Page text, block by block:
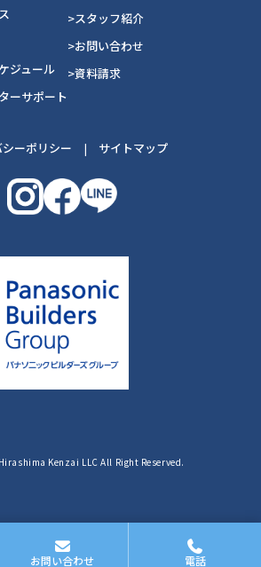
ジュール
ーサポート
>スタッフ紹介
>お問い合わせ
>資料請求
ーポリシー | サイトマップ
Kenzai LLC All Right Reserved.
お問い合わせ 電話